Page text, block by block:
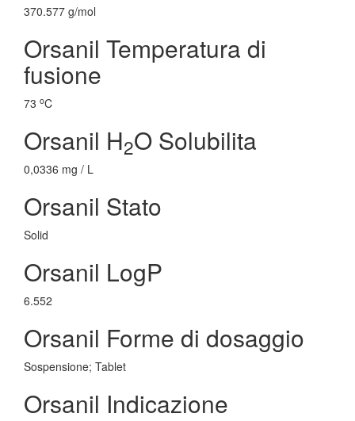
370.577 g/mol
Orsanil Temperatura di
fusione
73 oC
Orsanil H2O Solubilita
0,0336 mg / L
Orsanil Stato
Solid
Orsanil LogP
6.552
Orsanil Forme di dosaggio
Sospensione; Tablet
Orsanil Indicazione